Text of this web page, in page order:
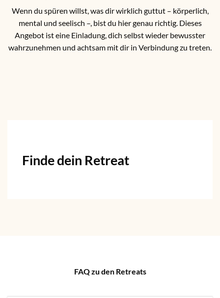
Wenn du spüren willst, was dir wirklich guttut – körperlich,
mental und seelisch –, bist du hier genau richtig. Dieses
Angebot ist eine Einladung, dich selbst wieder bewusster
wahrzunehmen und achtsam mit dir in Verbindung zu treten.
Finde dein Retreat
FAQ zu den Retreats